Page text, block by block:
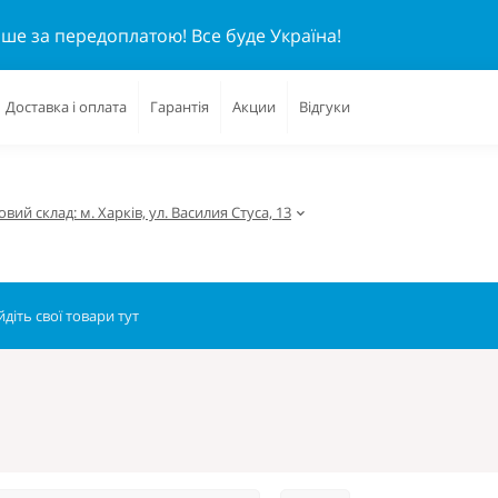
за передоплатою! Все буде Україна!
Доставка і оплата Гарантія Акции Відгуки
склад: м. Харків, ул. Василия Стуса, 13